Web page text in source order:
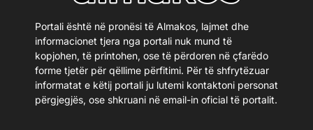
Portali është në pronësi të Almakos, lajmet dhe
informacionet tjera nga portali nuk mund të
kopjohen, të printohen, ose të përdoren në çfarëdo
forme tjetër për qëllime përfitimi. Për të shfrytëzuar
informatat e këtij portali ju lutemi kontaktoni personat
përgjegjës, ose shkruani në email-in oficial të portalit.